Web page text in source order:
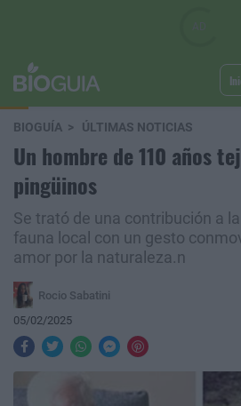
BIOGUÍA ÚLTIMAS NOTICIAS
Un hombre de 110 años
pingüinos
Se trató de una contribución a
fauna local con un gesto
amor por la naturaleza.n
Rocio Sabatini
05/02/2025